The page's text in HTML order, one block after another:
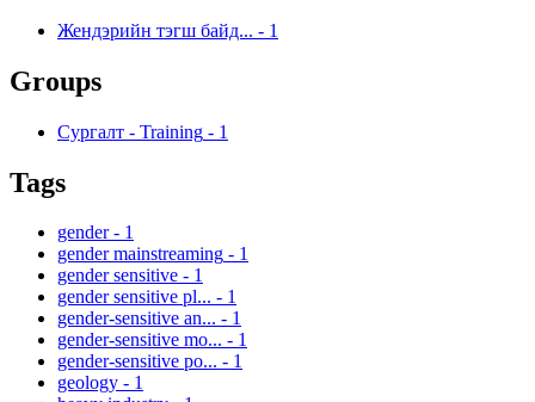
Жендэрийн тэгш байд... - 1
Groups
Сургалт - Training - 1
Tags
gender - 1
gender mainstreaming - 1
gender sensitive - 1
gender sensitive pl... - 1
gender-sensitive an... - 1
gender-sensitive mo... - 1
gender-sensitive po... - 1
geology - 1